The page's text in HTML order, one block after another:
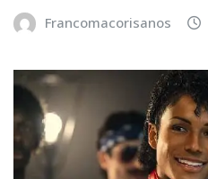
Francomacorisanos